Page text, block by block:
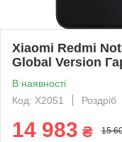
Xiaomi Redmi
Global Version
В наявності
Код: X2051
Роздріб
14 983 ₴ 15